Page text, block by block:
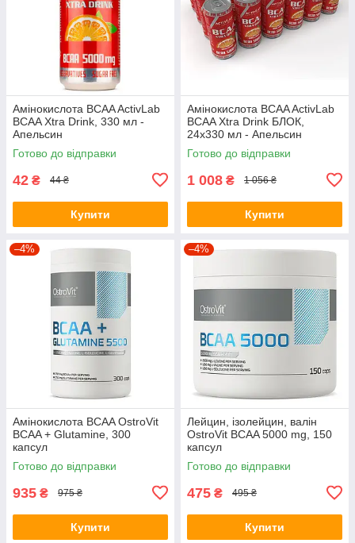
Амінокислота BCAA ActivLab
BCAA Xtra Drink, 330 мл -
Апельсин
Готово до відправки
42 ₴ 44 ₴
Купити
Амінокислота BCAA ActivLab
BCAA Xtra Drink БЛОК,
24х330 мл - Апельсин
Готово до відправки
1 008 ₴ 1 056 ₴
Купити
–4%
Амінокислота BCAA OstroVit
BCAA + Glutamine, 300
капсул
Готово до відправки
935 ₴ 975 ₴
Купити
–4%
Лейцин, ізолейцин, валін
OstroVit BCAA 5000 mg, 150
капсул
Готово до відправки
475 ₴ 495 ₴
Купити